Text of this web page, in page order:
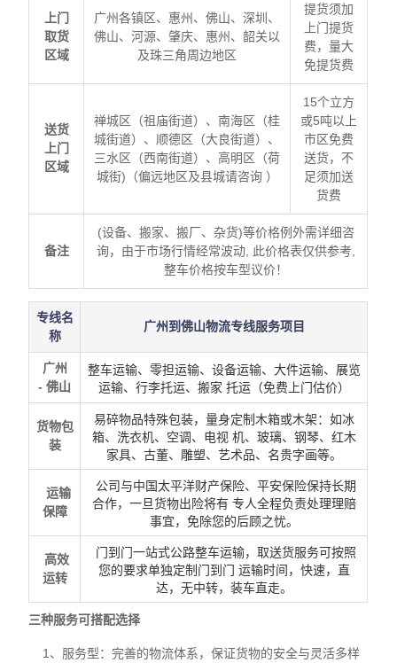
上门
取货
区域
广州各镇区、惠州、佛山、深圳、
佛山、河源、肇庆、惠州、韶关以
及珠三角周边地区
提货须加
上门提货
费，量大
免提货费
送货
上门
区域
禅城区（祖庙街道）、南海区（桂
城街道）、顺德区（大良街道）、
三水区（西南街道）、高明区（荷
城街)（偏远地区及县城请咨询 ）
15个立方
或5吨以上
市区免费
送货，不
足须加送
货费
备注
(设备、搬家、搬厂、杂货)等价格例外需详细咨
询，由于市场行情经常波动, 此价格表仅供参考,
整车价格按车型议价！
专线名
称
广州到佛山物流专线服务项目
广州
-佛山
整车运输、零担运输、设备运输、大件运输、展览
运输、行李托运、搬家 托运（免费上门估价）
货物包
装
易碎物品特殊包装，量身定制木箱或木架：如冰
箱、洗衣机、空调、电视 机、玻璃、钢琴、红木
家具、古董、雕塑、艺术品、名贵字画等。
运输
保障
公司与中国太平洋财产保险、平安保险保持长期
合作，一旦货物出险将有 专人全程负责处理理赔
事宜，免除您的后顾之忧。
高效
运转
门到门一站式公路整车运输，取送货服务可按照
您的要求单独定制门到门 运输时间，快速，直
达，无中转，装车直走。
三种服务可搭配选择
1、服务型：完善的物流体系，保证货物的安全与灵活多样